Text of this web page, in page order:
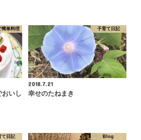
簡単料理
いし
子育て日記
2018.7.21
幸せのたねまき
て日記 Blog